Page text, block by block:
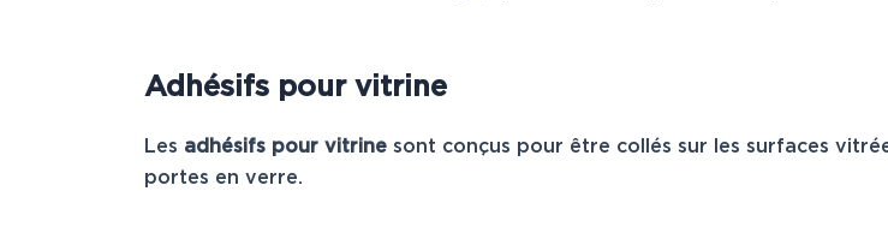
Adhésifs pour vitrine
Les adhésifs pour vitrine sont conçus pour être collés sur les surfaces
portes en verre.